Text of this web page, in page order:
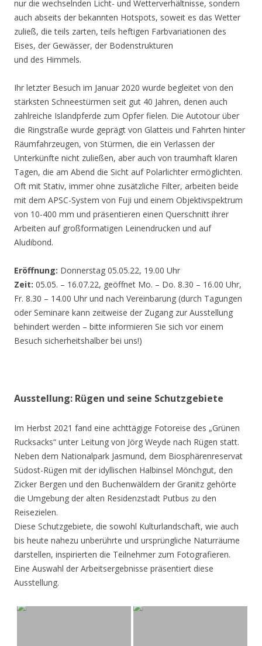
nur die wechselnden Licht- und Wetterverhältnisse, sondern
auch abseits der bekannten Hotspots, soweit es das Wetter
zuließ, die teils zarten, teils heftigen Farbvariationen des
Eises, der Gewässer, der Bodenstrukturen
und des Himmels.
Ihr letzter Besuch im Januar 2020 wurde begleitet von den
stärksten Schneestürmen seit gut 40 Jahren, denen auch
zahlreiche Islandpferde zum Opfer fielen. Die Autotour über
die Ringstraße wurde geprägt von Glatteis und Fahrten hinter
Räumfahrzeugen, von Stürmen, die ein Verlassen der
Unterkünfte nicht zuließen, aber auch von traumhaft klaren
Tagen, die am Abend die Sicht auf Polarlichter ermöglichten.
Oft mit Stativ, immer ohne zusätzliche Filter, arbeiten beide
mit dem APSC-System von Fuji und einem Objektivspektrum
von 10-400 mm und präsentieren einen Querschnitt ihrer
Arbeiten auf großformatigen Leinendrucken und auf
Aludibond.
Eröffnung: Donnerstag 05.05.22, 19.00 Uhr
Zeit: 05.05. – 16.07.22, geöffnet Mo. – Do. 8.30 – 16.00 Uhr,
Fr. 8.30 – 14.00 Uhr und nach Vereinbarung (durch Tagungen
oder Seminare kann zeitweise der Zugang zur Ausstellung
behindert werden – bitte informieren Sie sich vor einem
Besuch sicherheitshalber bei uns!)
Ausstellung: Rügen und seine Schutzgebiete
Im Herbst 2021 fand eine achttägige Fotoreise des „Grünen
Rucksacks“ unter Leitung von Jörg Weyde nach Rügen statt.
Neben dem Nationalpark Jasmund, dem Biosphärenreservat
Südost-Rügen mit der idyllischen Halbinsel Mönchgut, den
Zicker Bergen und den Buchenwäldern der Granitz gehörte
die Umgebung der alten Residenzstadt Putbus zu den
Reisezielen.
Diese Schutzgebiete, die sowohl Kulturlandschaft, wie auch
bis heute nahezu unberührte und ursprüngliche Naturräume
darstellen, inspirierten die Teilnehmer zum Fotografieren.
Eine Auswahl der Arbeitsergebnisse präsentiert diese
Ausstellung.